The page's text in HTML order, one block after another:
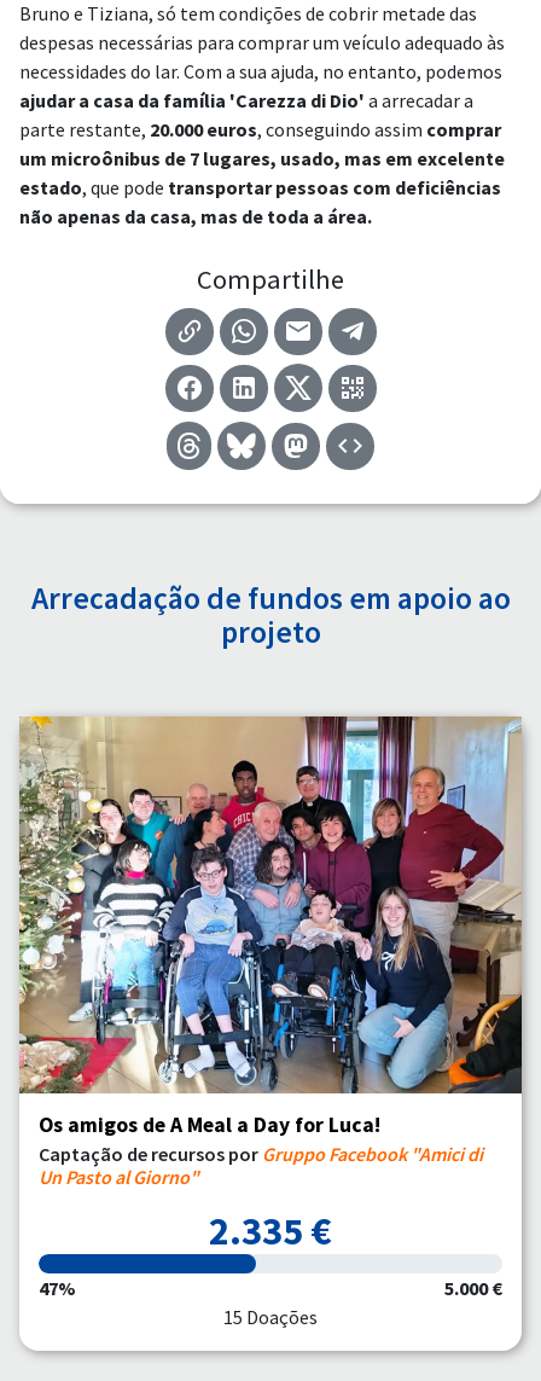
Bruno e Tiziana, só tem condições de cobrir metade das
despesas necessárias para comprar um veículo adequado às
necessidades do lar. Com a sua ajuda, no entanto, podemos
ajudar a casa da família 'Carezza di Dio' a arrecadar a
parte restante, 20.000 euros, conseguindo assim comprar
um microônibus de 7 lugares, usado, mas em excelente
estado, que pode transportar pessoas com deficiências
não apenas da casa, mas de toda a área.
Compartilhe
Arrecadação de fundos em apoio ao
projeto
Os amigos de A Meal a Day for Luca!
Captação de recursos por Gruppo Facebook "Amici di
Un Pasto al Giorno"
2.335 €
47%
5.000 €
15 Doações